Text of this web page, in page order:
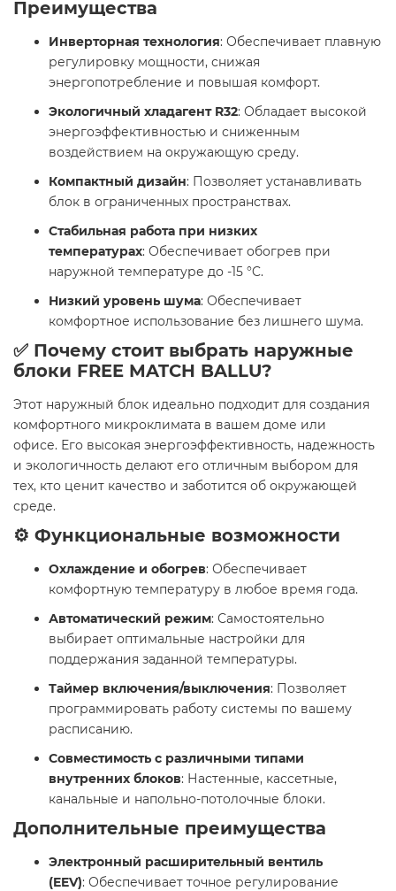
Преимущества
Инверторная технология: Обеспечивает плавную
регулировку мощности, снижая
энергопотребление и повышая комфорт.
Экологичный хладагент R32: Обладает высокой
энергоэффективностью и сниженным
воздействием на окружающую среду.
Компактный дизайн: Позволяет устанавливать
блок в ограниченных пространствах.
Стабильная работа при низких
температурах: Обеспечивает обогрев при
наружной температуре до -15 °C.
Низкий уровень шума: Обеспечивает
комфортное использование без лишнего шума.​
✅ Почему стоит выбрать наружные
блоки FREE MATCH BALLU?
Этот наружный блок идеально подходит для создания
комфортного микроклимата в вашем доме или
офисе. Его высокая энергоэффективность, надежность
и экологичность делают его отличным выбором для
тех, кто ценит качество и заботится об окружающей
среде.​
⚙️ Функциональные возможности
Охлаждение и обогрев: Обеспечивает
комфортную температуру в любое время года.
Автоматический режим: Самостоятельно
выбирает оптимальные настройки для
поддержания заданной температуры.
Таймер включения/выключения: Позволяет
программировать работу системы по вашему
расписанию.
Совместимость с различными типами
внутренних блоков: Настенные, кассетные,
канальные и напольно-потолочные блоки.​
Дополнительные преимущества
Электронный расширительный вентиль
(EEV): Обеспечивает точное регулирование